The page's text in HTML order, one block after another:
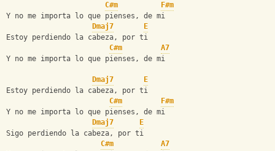
C#m
F#m
Y no me importa lo que pienses, de mi
Dmaj7
E
Estoy perdiendo la cabeza, por ti
C#m
A7
Y no me importa lo que pienses, de mi
Dmaj7
E
Estoy perdiendo la cabeza, por ti
C#m
F#m
Y no me importa lo que pienses, de mi
Dmaj7
E
Sigo perdiendo la cabeza, por ti
C#m
A7